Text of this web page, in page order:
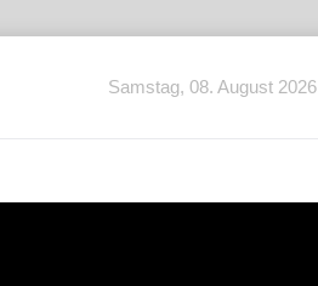
Samstag, 08. August 2026